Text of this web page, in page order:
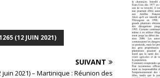
(12 JUIN 2021)
SUIVANT
juin 2021) – Martinique : Réunion des